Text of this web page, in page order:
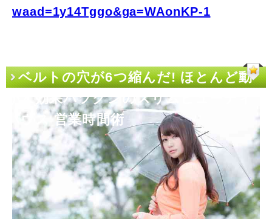
waad=1y14Tggo&ga=WAonKP-1
ベルトの穴が6つ縮んだ! ほとんど動
かず効果バツグンのスリムビューティ
ハウス 営業時間術